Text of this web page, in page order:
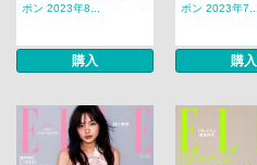
ポン 2023年8...
購入
ポン 2023年7...
購入